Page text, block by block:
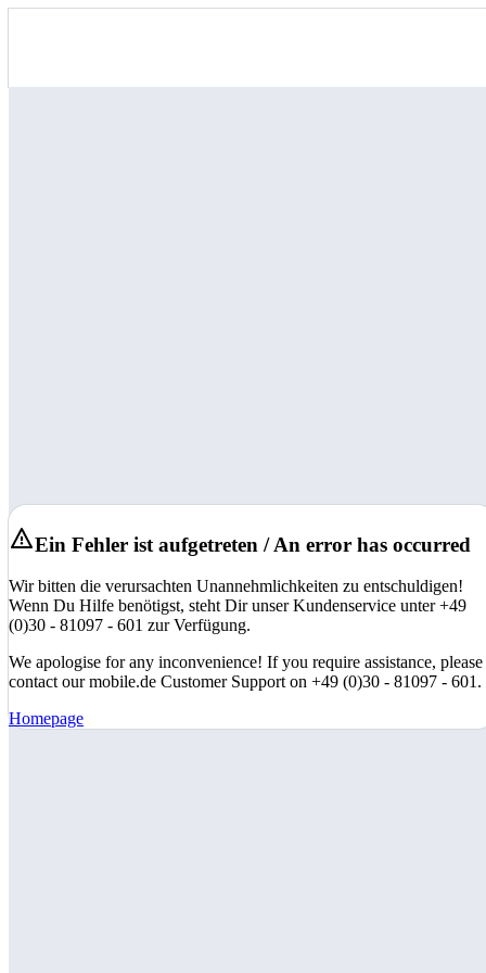
Ein Fehler ist aufgetreten / An error has occurred
Wir bitten die verursachten Unannehmlichkeiten zu entschuldigen!
Wenn Du Hilfe benötigst, steht Dir unser Kundenservice unter +49
(0)30 - 81097 - 601 zur Verfügung.
We apologise for any inconvenience! If you require assistance, please
contact our mobile.de Customer Support on +49 (0)30 - 81097 - 601.
Homepage